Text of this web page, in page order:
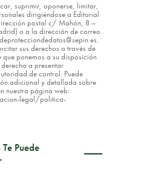
suprimir, oponerse, limitar,
dirigiéndose a Editorial
postal c/ Mahón, 8 –
o a la dirección de correo
sus derechos a través de
ponemos a su disposición
a presentar
de control. Puede
adicional y detallada sobre
nuestra página web:
legal/politica-
Puede